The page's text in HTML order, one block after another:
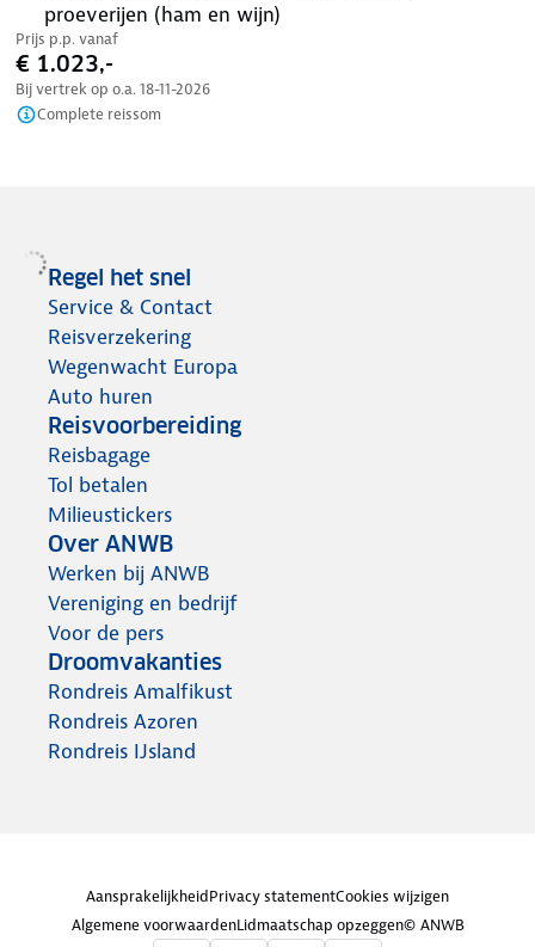
proeverijen (ham en wijn)
Prijs p.p. vanaf
€ 1.023,-
Bij vertrek op o.a. 18-11-2026
Complete reissom
Regel het snel
Service & Contact
Reisverzekering
Wegenwacht Europa
Auto huren
Reisvoorbereiding
Reisbagage
Tol betalen
Milieustickers
Over ANWB
Werken bij ANWB
Vereniging en bedrijf
Voor de pers
Droomvakanties
Rondreis Amalfikust
Rondreis Azoren
Rondreis IJsland
AansprakelijkheidPrivacy statementCookies wijzigen
Algemene voorwaardenLidmaatschap opzeggen© ANWB